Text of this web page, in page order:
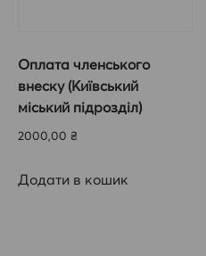
Оплата членського
внеску (Київський
міський підрозділ)
2000,00 ₴
Додати в кошик